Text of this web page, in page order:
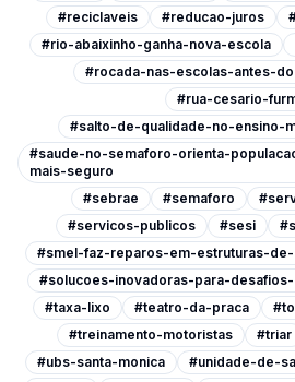
#reciclaveis
#reducao-juros
#rio-abaixinho-ganha-nova-escola
#rocada-nas-escolas-antes-
#rua-cesario-
#salto-de-qualidade-no-ensino-
#saude-no-semaforo-orienta-
mais-seguro
#sebrae
#semaforo
#servicos-publicos
#sesi
#smel-faz-reparos-em-estruturas-
#solucoes-inovadoras-para-
#taxa-lixo
#teatro-da-praca
#treinamento-motoristas
#triar
#ubs-santa-monica
#unidade-de-